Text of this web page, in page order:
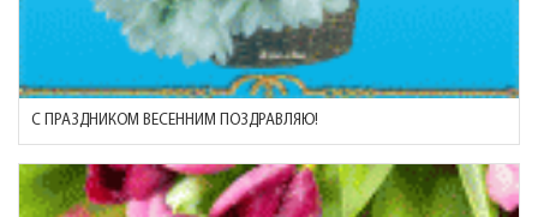
С ПРАЗДНИКОМ ВЕСЕННИМ ПОЗДРАВЛЯЮ!